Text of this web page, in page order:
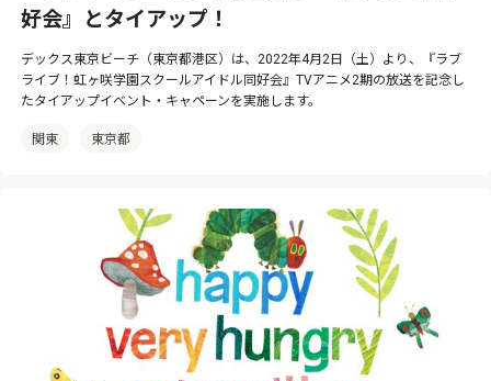
好会』とタイアップ！
デックス東京ビーチ（東京都港区）は、2022年4月2日（土）より、『ラブ
ライブ！虹ヶ咲学園スクールアイドル同好会』TVアニメ2期の放送を記念し
たタイアップイベント・キャペーンを実施します。
関東 東京都